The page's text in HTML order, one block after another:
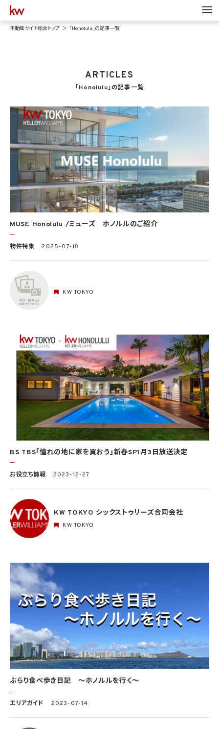
不動産サイト総合トップ 「Honolulu」の記事一覧
ARTICLES
「Honolulu」の記事一覧
MUSE Honolulu /ミューズ ホノルルのご紹介
物件特集 2025-07-18
KW TOKYO
BS TBS「憧れの地に家を買おう」新春SP1月3日放送決定
お役立ち情報 2023-12-27
KW TOKYO シックストゥリーズ合同会社
KW TOKYO
ぶらり食べ歩き日記 〜ホノルルを行く〜
エリアガイド 2023-07-14